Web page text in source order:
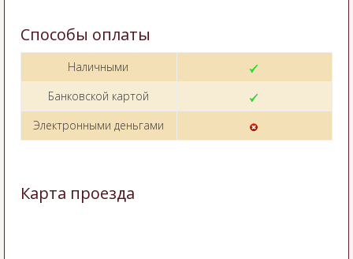
Способы оплаты
Наличными
Банковской картой
Электронными деньгами
Карта проезда